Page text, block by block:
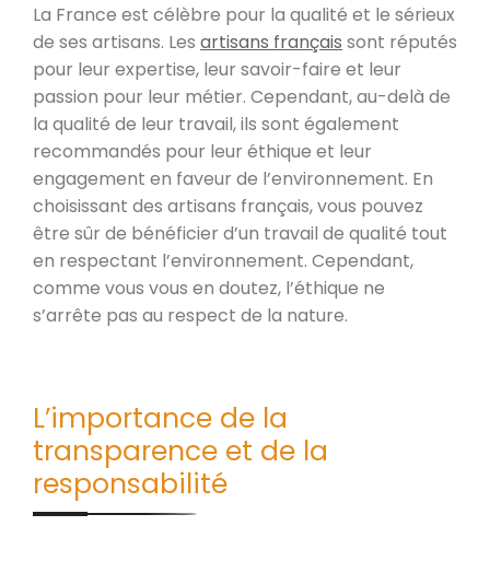
La France est célèbre pour la qualité et le sérieux
de ses artisans. Les artisans français sont réputés
pour leur expertise, leur savoir-faire et leur
passion pour leur métier. Cependant, au-delà de
la qualité de leur travail, ils sont également
recommandés pour leur éthique et leur
engagement en faveur de l’environnement. En
choisissant des artisans français, vous pouvez
être sûr de bénéficier d’un travail de qualité tout
en respectant l’environnement. Cependant,
comme vous vous en doutez, l’éthique ne
s’arrête pas au respect de la nature.
L’importance de la
transparence et de la
responsabilité